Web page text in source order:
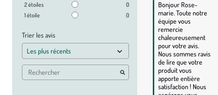
2étoiles
0
1étoile 0
Trier les avis
Bonjour Rose-
marie. Toute notre
équipe vous
remercie
chaleureusement
pour votre avis.
Nous sommes ravis
de lire que votre
produit vous
apporte entière
satisfaction ! Nous